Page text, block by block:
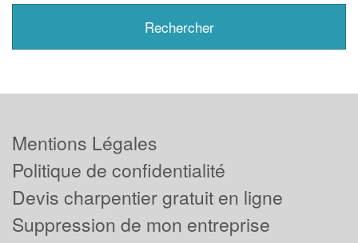
Mentions Légales
Politique de confidentialité
Devis charpentier gratuit en ligne
Suppression de mon entreprise